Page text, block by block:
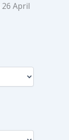
26 April